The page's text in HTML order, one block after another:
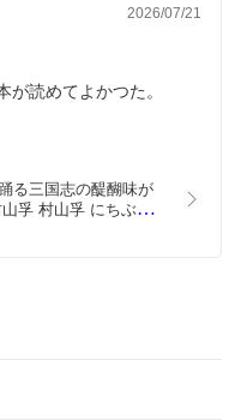
2026/07/21
読めてよかつた。
る三国志の醍醐味が
孚 村山孚 にちぶん文